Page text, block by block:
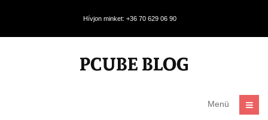
Hívjon minket: +36 70 629 06 90
Menü